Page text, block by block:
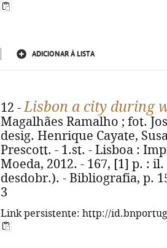
ADICIONAR À LISTA
12 -Lisbon a city during
Magalhães Ramalho ; fot.
desig. Henrique Cayate,
Prescott. - 1.st. - Lisboa :
Moeda, 2012. - 167, [1] p. :
desdobr.). - Bibliografia, p.
3
Link persistente: http://